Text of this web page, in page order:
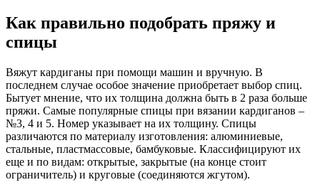
Как правильно подобрать пряжу и
спицы
Вяжут кардиганы при помощи машин и вручную. В
последнем случае особое значение приобретает выбор спиц.
Бытует мнение, что их толщина должна быть в 2 раза больше
пряжи. Самые популярные спицы при вязании кардиганов –
№3, 4 и 5. Номер указывает на их толщину. Спицы
различаются по материалу изготовления: алюминиевые,
стальные, пластмассовые, бамбуковые. Классифицируют их
еще и по видам: открытые, закрытые (на конце стоит
ограничитель) и круговые (соединяются жгутом).